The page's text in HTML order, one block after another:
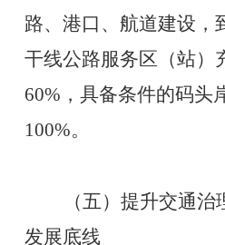
路、港口、航道建设，
干线公路服务区（站）
60%，具备条件的码头
100%。
（五）提升交通
发展底线